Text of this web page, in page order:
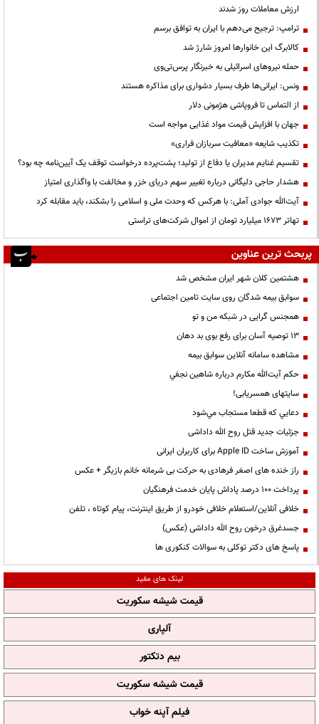
ارزش معاملات روز شدند
ترامپ: ترجیح می‌دهم با ایران به توافق برسم
کالابرگ این خانوارها امروز شارژ شد
حمله نیروهای اسرائیلی به خبرنگار پرس‌تی‌وی
ونس: ایرانی‌ها طرف بسیار دشواری برای مذاکره هستند
از التماس تا فروپاشی هژمونی دلار
جهان با افزایش قیمت مواد غذایی مواجه است
تکذیب شایعه «معافیت سربازان فراری»
تقسیم غنایم مدیران یا دفاع از تولید؛ پشت‌پرده درخواست توقف یک آیین‌نامه چه بود؟
هشدار حاجی دلیگانی درباره تغییر سهم دریای خزر و مخالفت با واگذاری امتیاز
آیت‌الله جوادی آملی: با هرکس که وحدت ملی و اسلامی را بشکند، باید مقابله کرد
تهاتر ۱۶۷۳ میلیارد تومان از اموال شرکت‌های تراستی
پربحث ترین عناوین
هشتمین کلان شهر ایران مشخص شد
سوابق بیمه شدگان روی سایت تامین اجتماعی
همجنس گرایی در شبکه من و تو
13 توصیه آسان برای رفع بوی بد دهان
مشاهده سامانه آنلاين سوابق بیمه
حكم آيت‌الله مكارم درباره شاهين نجفي
سایتهای همسریابی!
دعايي كه قطعا مستجاب مي‌شود
جزئیات جدید قتل روح الله داداشی
آموزش ساخت Apple ID برای کاربران ایرانی
راز خنده های اصغر فرهادی به حرکت بی شرمانه خانم بازیگر + عکس
پرداخت ۱۰۰ درصد پاداش پایان خدمت فرهنگیان
خلافی آنلاین/استعلام خلافی خودرو از طریق اینترنت، پیام کوتاه ، تلفن
جسدغرق درخون روح الله داداشی (عکس)
پاسخ های دکتر توکلی به سوالات کنکوری ها
لینک های مفید
قیمت شیشه سکوریت
آلپاری
بیم دتکتور
قیمت شیشه سکوریت
فیلم آپنه خواب